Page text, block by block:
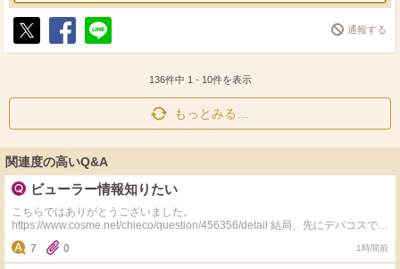
ポ
シ
送
通報する
136件中 1 - 10件を表示
もっとみる…
関連度の高いQ&A
ビューラー情報知りたい
こちらではありがとうございました。
https://www.cosme.net/chieco/question/456356/detail 結局、先にデパコスでな
い資生堂のアイラッシュカーラーを買いました。 ずっと長くヒロインメイク
を使っていましたが、やはりヒロインメイクが一番目の型に合っていました。
ですが、廃盤で買えないのです。 多分カーブが資生堂よりきつめなんだと思
7 0 1時間前